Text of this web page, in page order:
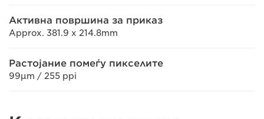
Активна површина за приказ
Approx. 381.9 x 214.8mm
Растојание помеѓу пикселите
99μm / 255 ppi